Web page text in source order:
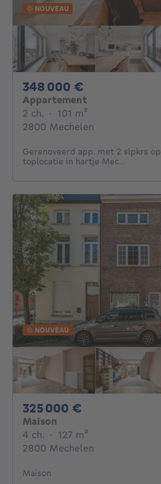
NOUVEAU
348 000 €
Appartement
2 ch. 2 chambres
· 101 m²
2800 Mechelen
Gerenoveerd app. met 2 slpkrs op
toplocatie in hartje Mec...
NOUVEAU
325 000 €
Maison
4 ch. 4 chambres
· 127 m²
2800 Mechelen
Maison